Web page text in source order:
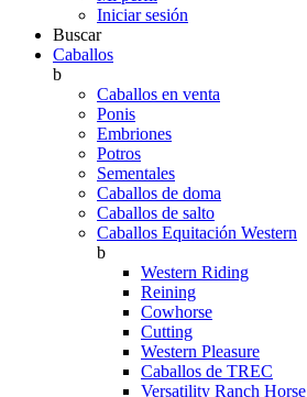
Iniciar sesión
Buscar
Caballos
b
Caballos en venta
Ponis
Embriones
Potros
Sementales
Caballos de doma
Caballos de salto
Caballos Equitación Western
b
Western Riding
Reining
Cowhorse
Cutting
Western Pleasure
Caballos de TREC
Versatility Ranch Horse